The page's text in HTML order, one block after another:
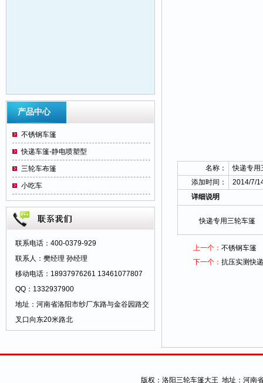
名称：
快递专用
添加时间：
2014/7/
详细说明
快递专用三轮车篷
上一个： 不锈钢车篷
下一个： 抗压实测快
洛阳三轮车篷大王位于洛阳市纱厂东路与金
谷园路交叉口向东20米路北， 本厂生产订
做各种型号电动三轮车蓬（军绿、迷彩、海
蓝、红色）本产品主要优点： 设计创意：线
条流畅、外观动感力强、高雅华贵、使人赏
心悦目。 安装方便：装配任何车型，不需要
打孔、不切割、不焊接、不破坏原车的表
面。 个性时尚：根据个人需要，可折叠、可
拆卸、高低可升降。 四季实用：冬季挡寒保
暖、夏季遮阳防雨、实用舒心。 适装车型：
1、老年休闲车。2、双排座方斗车。3、客
货折叠车。4、座椅休闲车5、特殊车型 可
另外提供：样车、样图、规格数据另行设
计。
产品中心
不锈钢车篷
快递车篷-静电喷塑型
三轮车布篷
小吃车
联系电话：400-0379-929
联系人：樊经理 孙经理
移动电话：18937976261 13461077807
QQ：1332937900
地址：河南省洛阳市纱厂东路与金谷园路交
叉口向东20米路北
版权： 洛阳三轮车篷大王 地址：河南